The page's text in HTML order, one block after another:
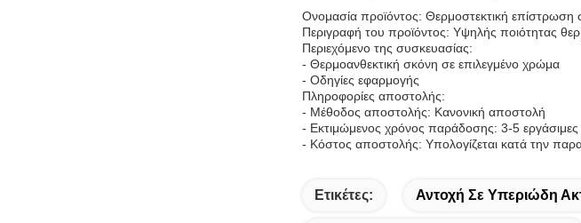
Ονομασία προϊόντος: Θερμοστεκτική επίστρωση
Περιγραφή του προϊόντος: Υψηλής ποιότητας
Περιεχόμενο της συσκευασίας:
- Θερμοανθεκτική σκόνη σε επιλεγμένο χρώμα
- Οδηγίες εφαρμογής
Πληροφορίες αποστολής:
- Μέθοδος αποστολής: Κανονική αποστολή
- Εκτιμώμενος χρόνος παράδοσης: 3-5 εργάσιμες
- Κόστος αποστολής: Υπολογίζεται κατά την
Ετικέτες: Αντοχή Σε Υπεριώδη